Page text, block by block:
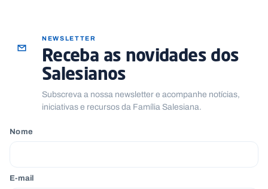
NEWSLETTER
Receba as novidades dos
Salesianos
Subscreva a nossa newsletter e acompanhe notícias,
iniciativas e recursos da Família Salesiana.
Nome
E-mail